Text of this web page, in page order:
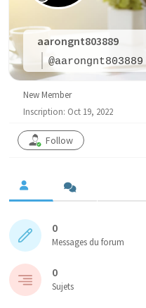
aarongnt803889
@aarongnt803889
New Member
Inscription: Oct 19, 2022
Follow
0
Messages du forum
0
Sujets